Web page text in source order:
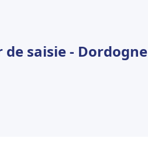
saisie - Dordogne